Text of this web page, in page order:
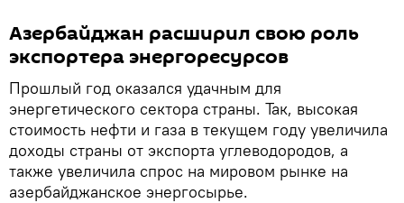
Азербайджан расширил свою роль
экспортера энергоресурсов
Прошлый год оказался удачным для
энергетического сектора страны. Так, высокая
стоимость нефти и газа в текущем году увеличила
доходы страны от экспорта углеводородов, а
также увеличила спрос на мировом рынке на
азербайджанское энергосырье.